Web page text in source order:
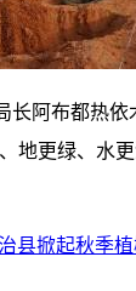
阿布都热
更绿、水
县掀起秋季植